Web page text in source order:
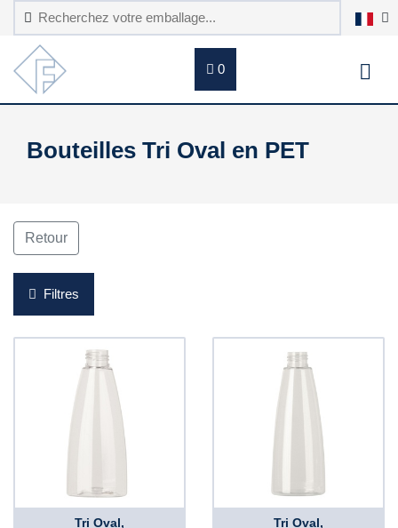
0
Bouteilles Tri Oval en PET
Retour
Filtres
Tri Oval,
Tri Oval,